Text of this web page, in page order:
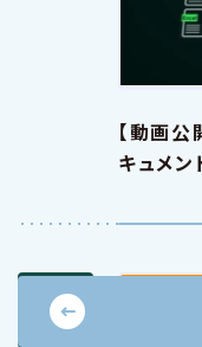
【動画
キュメン
2025
07.28